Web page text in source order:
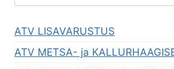
ATV LISAVARUSTUS
ATV METSA- ja